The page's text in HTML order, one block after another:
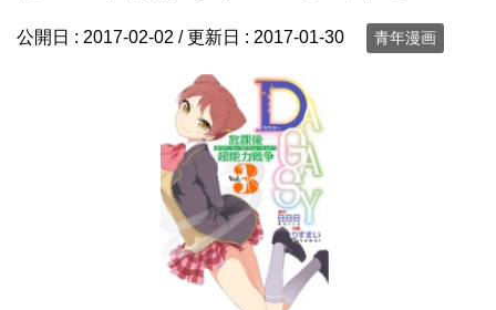
公開日 : 2017-02-02 / 更新日 : 2017-01-30 青年漫画